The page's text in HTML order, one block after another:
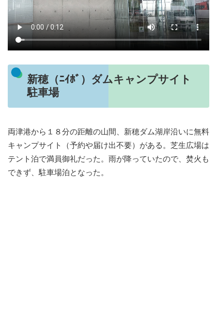
新穂（ﾆｲﾎﾞ）ダムキャンプサイト
駐車場
両津港から１８分の距離の山間、新穂ダム湖岸沿いに無料
キャンプサイト（予約や届け出不要）がある。芝生広場は
テント泊で満員御礼だった。雨が降っていたので、焚火も
できず、駐車場泊となった。